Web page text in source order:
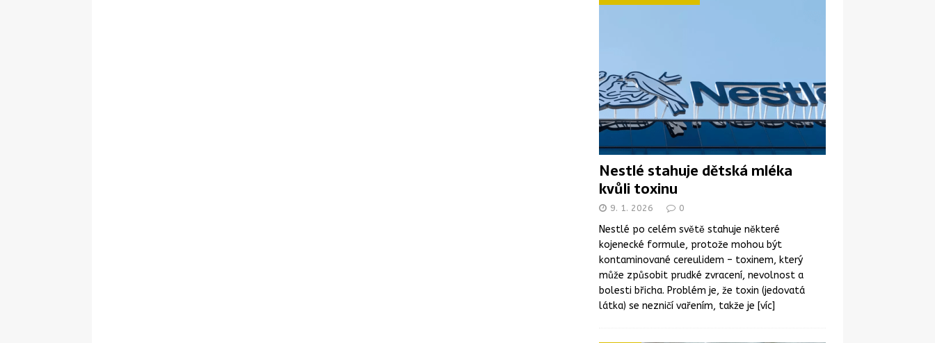
Nestlé stahuje dětská mléka
kvůli toxinu
9. 1. 2026 0
Nestlé po celém světě stahuje některé
kojenecké formule, protože mohou být
kontaminované cereulidem – toxinem, který
může způsobit prudké zvracení, nevolnost a
bolesti břicha. Problém je, že toxin (jedovatá
látka) se nezničí vařením, takže je [víc]